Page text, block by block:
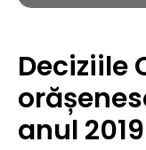
Deciziile
anul 2019